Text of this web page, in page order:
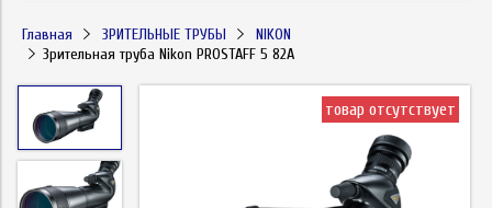
Главная ЗРИТЕЛЬНЫЕ ТРУБЫ
NIKON
Зрительная труба Nikon PROSTAFF 5 82A
товар отсутствует